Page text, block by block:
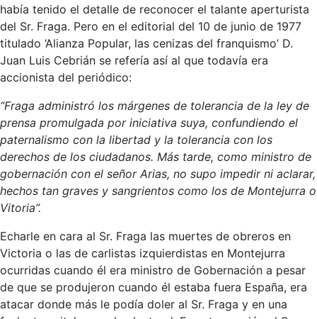
había tenido el detalle de reconocer el talante aperturista
del Sr. Fraga. Pero en el editorial del 10 de junio de 1977
titulado ‘Alianza Popular, las cenizas del franquismo’ D.
Juan Luis Cebrián se refería así al que todavía era
accionista del periódico:
“Fraga administró los márgenes de tolerancia de la ley de
prensa promulgada por iniciativa suya, confundiendo el
paternalismo con la libertad y la tolerancia con los
derechos de los ciudadanos. Más tarde, como ministro de
gobernación con el señor Arias, no supo impedir ni aclarar,
hechos tan graves y sangrientos como los de Montejurra o
Vitoria”.
Echarle en cara al Sr. Fraga las muertes de obreros en
Victoria o las de carlistas izquierdistas en Montejurra
ocurridas cuando él era ministro de Gobernación a pesar
de que se produjeron cuando él estaba fuera España, era
atacar donde más le podía doler al Sr. Fraga y en una